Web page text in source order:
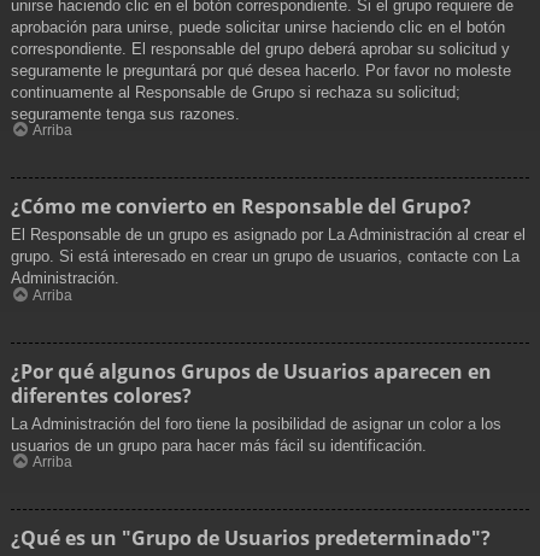
unirse haciendo clic en el botón correspondiente. Si el grupo requiere de
aprobación para unirse, puede solicitar unirse haciendo clic en el botón
correspondiente. El responsable del grupo deberá aprobar su solicitud y
seguramente le preguntará por qué desea hacerlo. Por favor no moleste
continuamente al Responsable de Grupo si rechaza su solicitud;
seguramente tenga sus razones.
Arriba
¿Cómo me convierto en Responsable del Grupo?
El Responsable de un grupo es asignado por La Administración al crear el
grupo. Si está interesado en crear un grupo de usuarios, contacte con La
Administración.
Arriba
¿Por qué algunos Grupos de Usuarios aparecen en
diferentes colores?
La Administración del foro tiene la posibilidad de asignar un color a los
usuarios de un grupo para hacer más fácil su identificación.
Arriba
¿Qué es un "Grupo de Usuarios predeterminado"?